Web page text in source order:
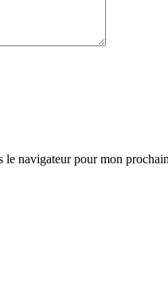
navigateur pour mon